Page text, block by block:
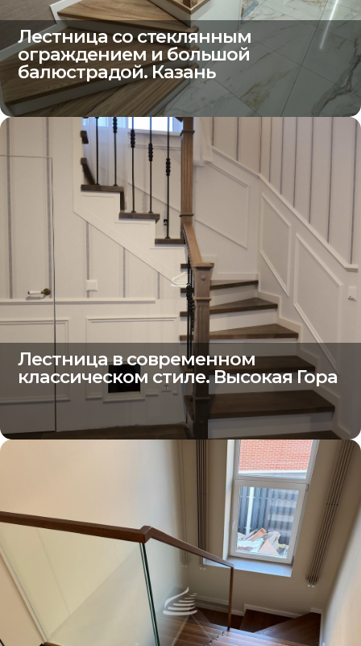
Лестница со стеклянным
ограждением и большой
балюстрадой. Казань
Лестница в современном
классическом стиле. Высокая Гора